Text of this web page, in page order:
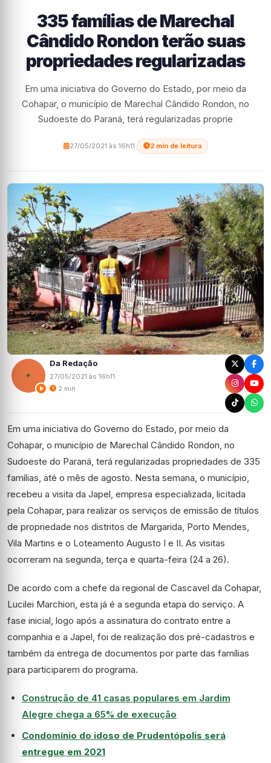
335 famílias de Marechal
Cândido Rondon terão suas
propriedades regularizadas
Em uma iniciativa do Governo do Estado, por meio da
Cohapar, o município de Marechal Cândido Rondon, no
Sudoeste do Paraná, terá regularizadas proprie
27/05/2021 às 16h11 2 min de leitura
Da Redação
27/05/2021 às 16h11
2 min
Em uma iniciativa do Governo do Estado, por meio da
Cohapar, o município de Marechal Cândido Rondon, no
Sudoeste do Paraná, terá regularizadas propriedades de 335
famílias, até o mês de agosto. Nesta semana, o município,
recebeu a visita da Japel, empresa especializada, licitada
pela Cohapar, para realizar os serviços de emissão de títulos
de propriedade nos distritos de Margarida, Porto Mendes,
Vila Martins e o Loteamento Augusto I e II. As visitas
ocorreram na segunda, terça e quarta-feira (24 a 26).
De acordo com a chefe da regional de Cascavel da Cohapar,
Lucilei Marchiori, esta já é a segunda etapa do serviço. A
fase inicial, logo após a assinatura do contrato entre a
companhia e a Japel, foi de realização dos pré-cadastros e
também da entrega de documentos por parte das famílias
para participarem do programa.
Construção de 41 casas populares em Jardim
Alegre chega a 65% de execução
Condomínio do idoso de Prudentópolis será
entregue em 2021